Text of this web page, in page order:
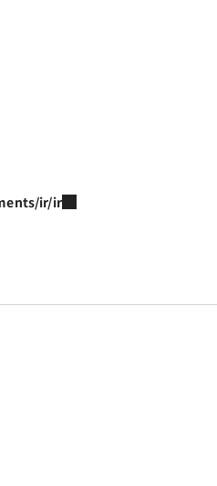
ir/ir